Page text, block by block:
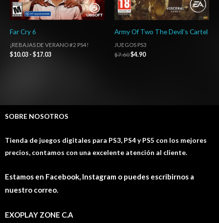
Far Cry 6
¡REBAJAS DE VERANO #2 PS4!
$10.03 - $17.03
Army Of Two The Devil’s Cartel
JUEGOS PS3
$7.60$4.90
SOBRE NOSOTROS
Tienda de juegos digitales para PS3, PS4 y PS5 con los mejores
precios, contamos con una excelente atención al cliente.
Estamos en Facebook, Instagram o puedes escribirnos a
nuestro correo.
EXOPLAY ZONE C.A